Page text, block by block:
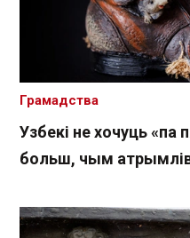
Узбекі не хочуць «па
больш, чым
Грамадства